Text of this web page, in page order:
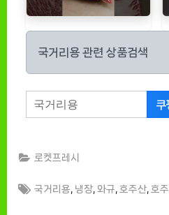
국거리용 관련 상품검색
쿠
로켓프레시
Tags:
국거리용 냉장 와규 호주산 호